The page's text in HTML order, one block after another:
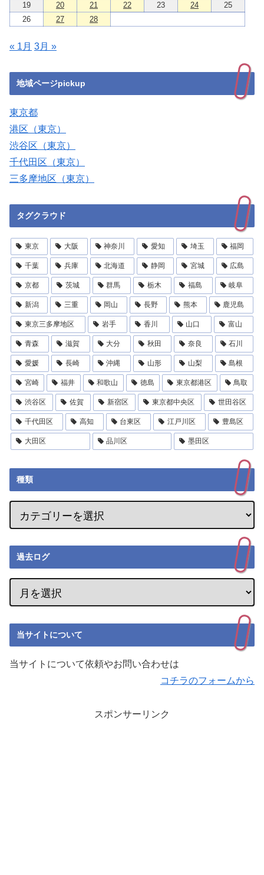
19
20 21 22 23 24
25
26
27 28
« 1月 3月 »
地域ページpickup
東京都
港区（東京）
渋谷区（東京）
千代田区（東京）
三多摩地区（東京）
タグクラウド
東京 大阪 神奈川 愛知 埼玉 福岡
千葉 兵庫 北海道 静岡 宮城 広島
京都 茨城 群馬 栃木 福島 岐阜
新潟 三重 岡山 長野 熊本 鹿児島
東京三多摩地区 岩手 香川 山口 富山
青森 滋賀 大分 秋田 奈良 石川
愛媛 長崎 沖縄 山形 山梨 島根
宮崎 福井 和歌山 徳島 東京都港区 鳥取
渋谷区 佐賀 新宿区 東京都中央区 世田谷区
千代田区 高知 台東区 江戸川区 豊島区
大田区 品川区 墨田区
種類
過去ログ
当サイトについて
当サイトについて依頼やお問い合わせは
コチラのフォームから
スポンサーリンク